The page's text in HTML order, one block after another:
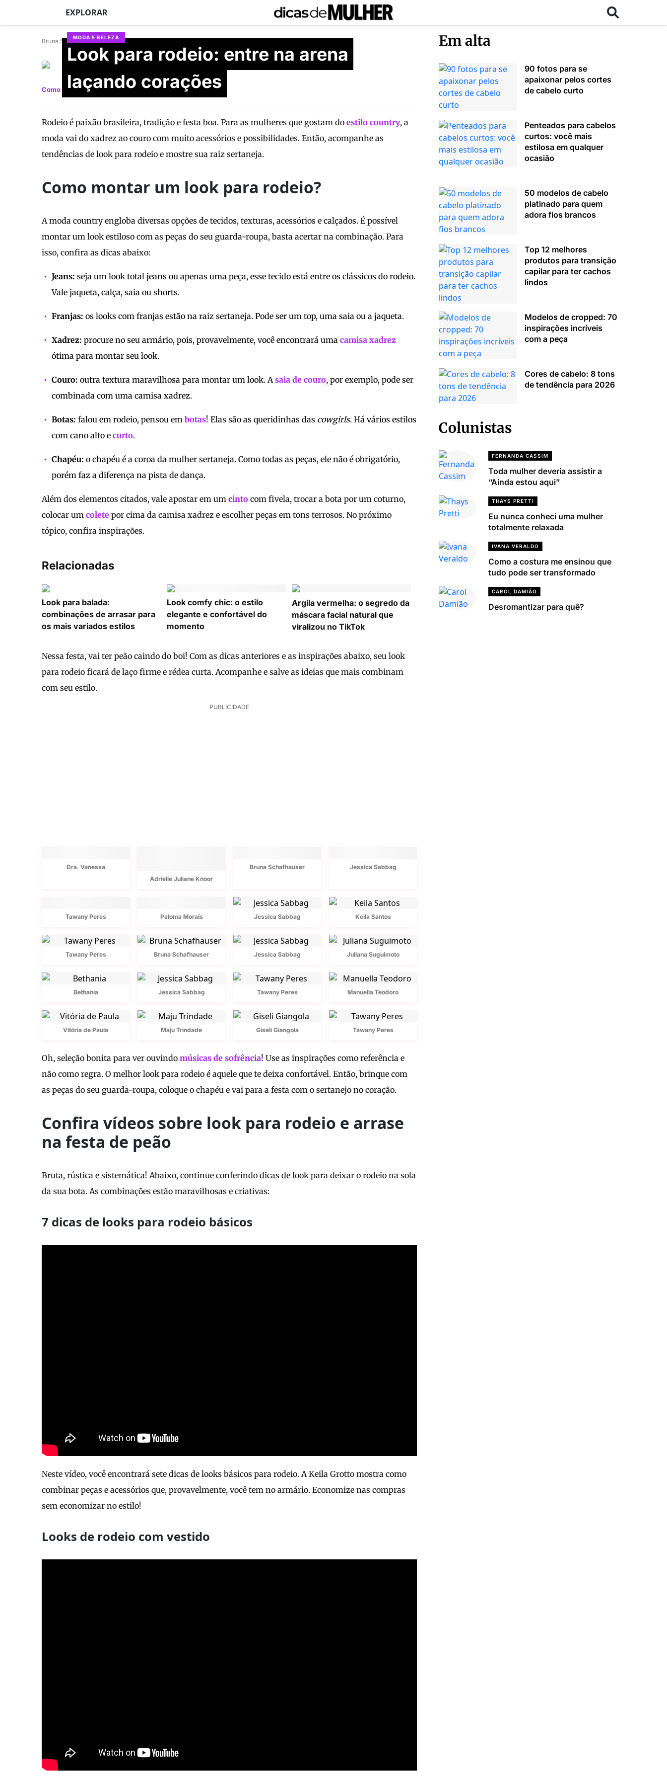
EXPLORAR
MODA E BELEZA
Look para rodeio: entre na arena
laçando corações
Bruna Schafhauser
Aline Saab
Como montar Fotos Vídeos Onde comprar
Rodeio é paixão brasileira, tradição e festa boa. Para as mulheres que gostam do estilo country, a
moda vai do xadrez ao couro com muito acessórios e possibilidades. Então, acompanhe as
tendências de look para rodeio e mostre sua raiz sertaneja.
Como montar um look para rodeio?
A moda country engloba diversas opções de tecidos, texturas, acessórios e calçados. É possível
montar um look estiloso com as peças do seu guarda-roupa, basta acertar na combinação. Para
isso, confira as dicas abaixo:
Jeans: seja um look total jeans ou apenas uma peça, esse tecido está entre os clássicos do rodeio.
Vale jaqueta, calça, saia ou shorts.
Franjas: os looks com franjas estão na raiz sertaneja. Pode ser um top, uma saia ou a jaqueta.
Xadrez: procure no seu armário, pois, provavelmente, você encontrará uma camisa xadrez
ótima para montar seu look.
Couro: outra textura maravilhosa para montar um look. Asaia de couro, por exemplo, pode ser
combinada com uma camisa xadrez.
Botas: falou em rodeio, pensou em botas! Elas são as queridinhas das cowgirls. Há vários estilos
com cano alto e curto.
Chapéu: o chapéu é a coroa da mulher sertaneja. Como todas as peças, ele não é obrigatório,
porém faz a diferença na pista de dança.
Além dos elementos citados, vale apostar em um cinto com fivela, trocar a bota por um coturno,
colocar um colete por cima da camisa xadrez e escolher peças em tons terrosos. No próximo
tópico, confira inspirações.
Relacionadas
Look para balada:
combinações de arrasar para
os mais variados estilos
Look comfy chic: o estilo
elegante e confortável do
momento
Argila vermelha: o segredo da
máscara facial natural que
viralizou no TikTok
Nessa festa, vai ter peão caindo do boi! Com as dicas anteriores e as inspirações abaixo, seu look
para rodeio ficará de laço firme e rédea curta. Acompanhe e salve as ideias que mais combinam
com seu estilo.
PUBLICIDADE
Dra. Vanessa
Adrielle Juliane Knoor
Bruna Schafhauser Jessica Sabbag
Tawany Peres Paloma Morais Jessica Sabbag Keila Santos
Tawany Peres Bruna Schafhauser Jessica Sabbag Juliana Suguimoto
Bethania Jessica Sabbag Tawany Peres Manuella Teodoro
Vitória de Paula Maju Trindade Giseli Giangola Tawany Peres
Oh, seleção bonita para ver ouvindo músicas de sofrência! Use as inspirações como referência e
não como regra. O melhor look para rodeio é aquele que te deixa confortável. Então, brinque com
as peças do seu guarda-roupa, coloque o chapéu e vai para a festa com o sertanejo no coração.
Confira vídeos sobre look para rodeio e arrase
na festa de peão
Bruta, rústica e sistemática! Abaixo, continue conferindo dicas de look para deixar o rodeio na sola
da sua bota. As combinações estão maravilhosas e criativas:
7 dicas de looks para rodeio básicos
Neste vídeo, você encontrará sete dicas de looks básicos para rodeio. A Keila Grotto mostra como
combinar peças e acessórios que, provavelmente, você tem no armário. Economize nas compras
sem economizar no estilo!
Looks de rodeio com vestido
Em alta
90 fotos para se
apaixonar pelos cortes
de cabelo curto
Penteados para cabelos
curtos: você mais
estilosa em qualquer
ocasião
50 modelos de cabelo
platinado para quem
adora fios brancos
Top 12 melhores
produtos para transição
capilar para ter cachos
lindos
Modelos de cropped: 70
inspirações incríveis
com a peça
Cores de cabelo: 8 tons
de tendência para 2026
Colunistas
FERNANDA CASSIM
Toda mulher deveria assistir a
“Ainda estou aqui”
THAYS PRETTI
Eu nunca conheci uma mulher
totalmente relaxada
IVANA VERALDO
Como a costura me ensinou que
tudo pode ser transformado
CAROL DAMIÃO
Desromantizar para quê?